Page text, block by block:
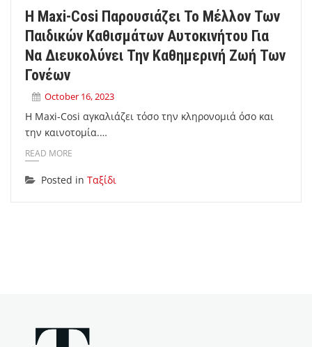
Η Maxi-Cosi Παρουσιάζει Το Μέλλον Των
Παιδικών Καθισμάτων Αυτοκινήτου Για
Να Διευκολύνει Την Καθημερινή Ζωή Των
Γονέων
October 16, 2023
Η Maxi-Cosi αγκαλιάζει τόσο την κληρονομιά όσο και
την καινοτομία.…
READ MORE
Posted in Ταξίδι